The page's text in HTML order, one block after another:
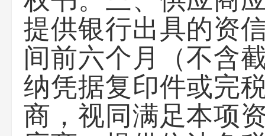
提供银行出具的资
间前六个月（不含
纳凭据复印件或完
商，视同满足本项